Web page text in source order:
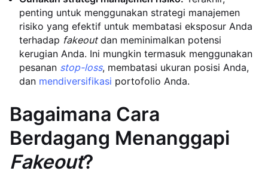
penting untuk menggunakan strategi manajemen
risiko yang efektif untuk membatasi eksposur Anda
terhadap fakeoutdan meminimalkan potensi
kerugian Anda. Ini mungkin termasuk menggunakan
pesanan stop-loss, membatasi ukuran posisi Anda,
dan mendiversifikasi portofolio Anda.
Bagaimana Cara
Berdagang Menanggapi
Fakeout?